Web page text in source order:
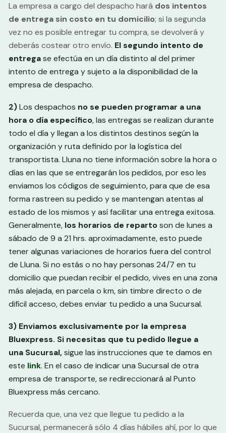
La empresa a cargo del despacho hará dos intentos
de entrega sin costo en tu domicilio; si la segunda
vez no es posible entregar tu compra, se devolverá y
deberás costear otro envío. El segundo intento de
entregase efectúa en un día distinto al del primer
intento de entrega y sujeto a la disponibilidad de la
empresa de despacho.
2)Los despachos no se pueden programar a una
hora o día específico, las entregas se realizan durante
todo el día y llegan a los distintos destinos según la
organización y ruta definido por la logística del
transportista. Lluna no tiene información sobre la hora o
días en las que se entregarán los pedidos, por eso les
enviamos los códigos de seguimiento, para que de esa
forma rastreen su pedido y se mantengan atentas al
estado de los mismos y así facilitar una entrega exitosa.
Generalmente,los horarios de repartoson de lunes a
sábado de 9 a 21 hrs. aproximadamente, esto puede
tener algunas variaciones de horarios fuera del control
de Lluna. Si no estás o no hay personas 24/7 en tu
domicilio que puedan recibir el pedido, vives en una zona
más alejada, en parcela o km, sin timbre directo o de
difícil acceso, debes enviar tu pedido a una Sucursal.
3) Enviamos exclusivamente por la empresa
Bluexpress. Si necesitas que tu pedido llegue a
una Sucursal,sigue las instrucciones que te damos en
este link. En el caso de indicar una Sucursal de otra
empresa de transporte, se redireccionará al Punto
Bluexpress más cercano.
Recuerda que, una vez que llegue tu pedido a la
Sucursal, permanecerá sólo 4 días hábiles ahí, por lo que